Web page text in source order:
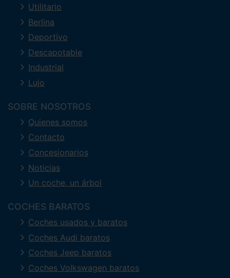
Utilitario
Berlina
Deportivo
Descapotable
Industrial
Lujo
SOBRE NOSOTROS
Quienes somos
Contacto
Concesionarios
Noticias
Un coche, un árbol
COCHES BARATOS
Coches usados y baratos
Coches Audi baratos
Coches Jeep baratos
Coches Volkswagen baratos